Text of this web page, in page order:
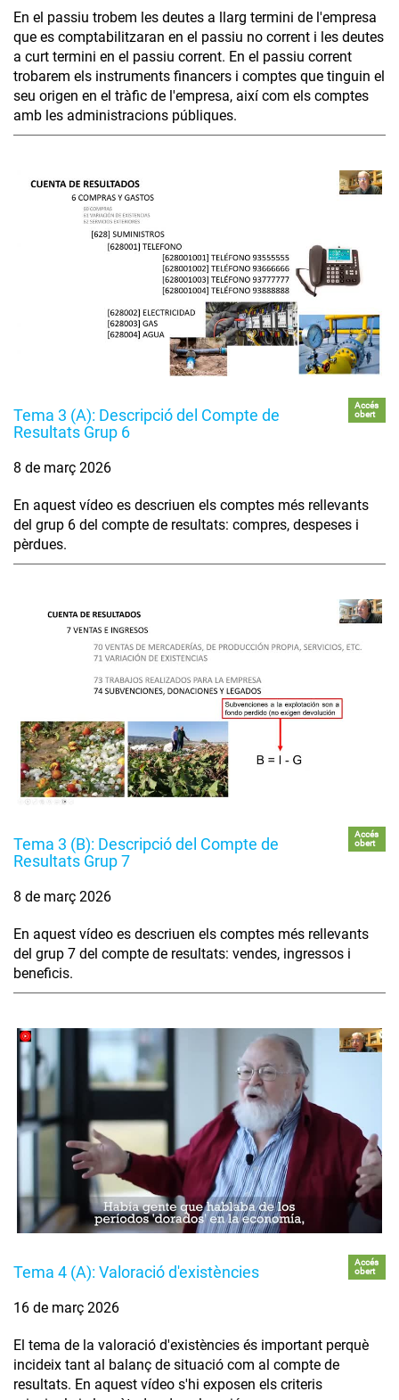
En el passiu trobem les deutes a llarg termini de l'empresa
que es comptabilitzaran en el passiu no corrent i les deutes
a curt termini en el passiu corrent. En el passiu corrent
trobarem els instruments financers i comptes que tinguin el
seu origen en el tràfic de l'empresa, així com els comptes
amb les administracions públiques.
Tema 3 (A): Descripció del Compte de
Resultats Grup 6
Accés
obert
8 de març 2026
En aquest vídeo es descriuen els comptes més rellevants
del grup 6 del compte de resultats: compres, despeses i
pèrdues.
Tema 3 (B): Descripció del Compte de
Resultats Grup 7
Accés
obert
8 de març 2026
En aquest vídeo es descriuen els comptes més rellevants
del grup 7 del compte de resultats: vendes, ingressos i
beneficis.
Tema 4 (A): Valoració d'existències
Accés
obert
16 de març 2026
El tema de la valoració d'existències és important perquè
incideix tant al balanç de situació com al compte de
resultats. En aquest vídeo s'hi exposen els criteris